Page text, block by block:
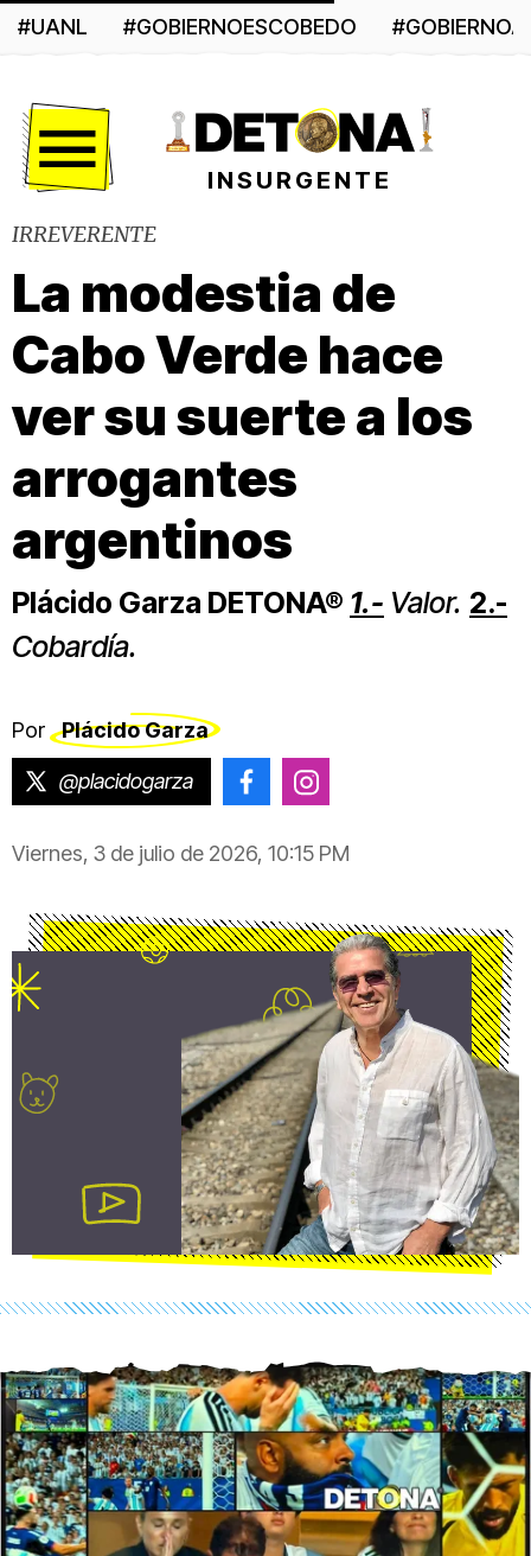
#UANL #GOBIERNOESCOBEDO
INSURGENTE
IRREVERENTE
La modestia de
Cabo Verde hace
ver su suerte a los
arrogantes
argentinos
Plácido Garza DETONA® 1.- Valor. 2.-
Cobardía.
Por Plácido Garza
@placidogarza @placido.garza
Viernes, 3 de julio de 2026, 10:15 PM